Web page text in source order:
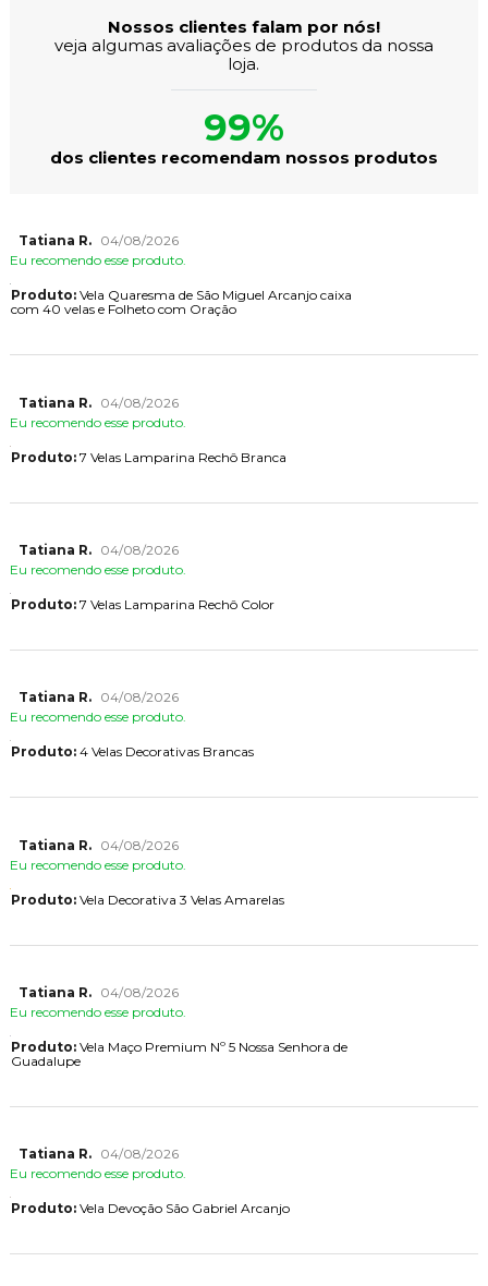
Nossos clientes falam por nós!
veja algumas avaliações de produtos da nossa
loja.
99%
dos clientes recomendam nossos produtos
Tatiana R.
04/08/2026
Eu recomendo esse produto.
Produto:Vela Quaresma de São Miguel Arcanjo caixa
com 40 velas e Folheto com Oração
Tatiana R.
04/08/2026
Eu recomendo esse produto.
Produto:7 Velas Lamparina Rechô Branca
Tatiana R.
04/08/2026
Eu recomendo esse produto.
Produto:7 Velas Lamparina Rechô Color
Tatiana R.
04/08/2026
Eu recomendo esse produto.
Produto:4 Velas Decorativas Brancas
Tatiana R.
04/08/2026
Eu recomendo esse produto.
Produto:Vela Decorativa 3 Velas Amarelas
Tatiana R.
04/08/2026
Eu recomendo esse produto.
Produto:Vela Maço Premium Nº 5 Nossa Senhora de
Guadalupe
Tatiana R.
04/08/2026
Eu recomendo esse produto.
Produto:Vela Devoção São Gabriel Arcanjo